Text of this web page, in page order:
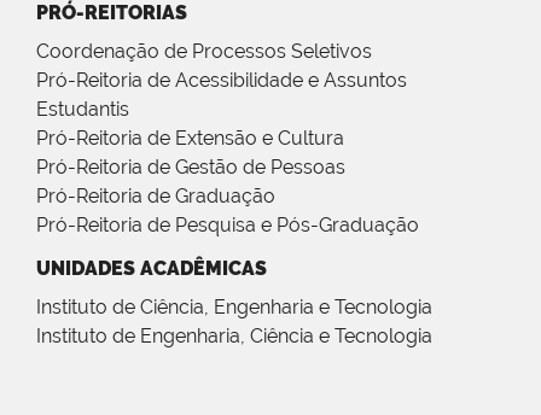
PRÓ-REITORIAS
Coordenação de Processos Seletivos
Pró-Reitoria de Acessibilidade e Assuntos
Estudantis
Pró-Reitoria de Extensão e Cultura
Pró-Reitoria de Gestão de Pessoas
Pró-Reitoria de Graduação
Pró-Reitoria de Pesquisa e Pós-Graduação
UNIDADES ACADÊMICAS
Instituto de Ciência, Engenharia e Tecnologia
Instituto de Engenharia, Ciência e Tecnologia